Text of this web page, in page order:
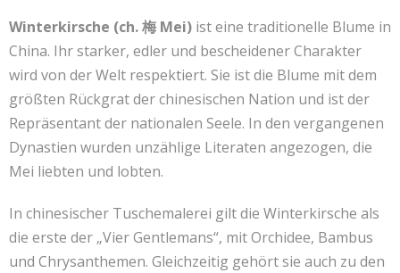
Winterkirsche (ch. 梅 Mei) ist eine traditionelle Blume in
China. Ihr starker, edler und bescheidener Charakter
wird von der Welt respektiert. Sie ist die Blume mit dem
größten Rückgrat der chinesischen Nation und ist der
Repräsentant der nationalen Seele. In den vergangenen
Dynastien wurden unzählige Literaten angezogen, die
Mei liebten und lobten.
In chinesischer Tuschemalerei gilt die Winterkirsche als
die erste der „Vier Gentlemans“, mit Orchidee, Bambus
und Chrysanthemen. Gleichzeitig gehört sie auch zu den